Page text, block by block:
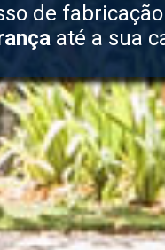
de fabricação
até a sua